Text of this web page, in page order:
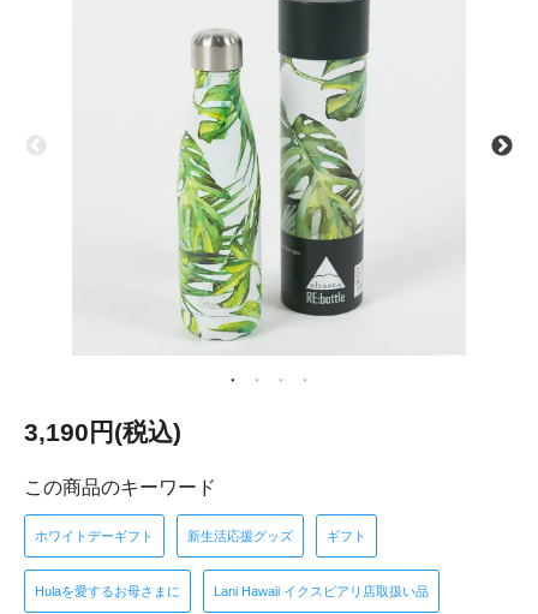
3,190円(税込)
この商品のキーワード
ホワイトデーギフト 新生活応援グッズ ギフト
Hulaを愛するお母さまに Lani Hawaii イクスピアリ店取扱い品